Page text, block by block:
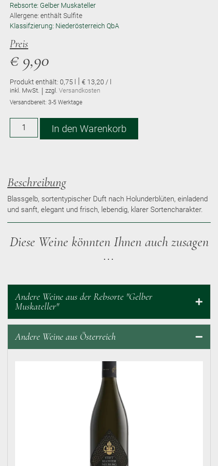
Rebsorte: Gelber Muskateller
Allergene: enthält Sulfite
Klassifzierung: Niederösterreich QbA
Preis
€ 9,90
Produkt enthält: 0,75 | € 13,20 / l
inkl. MwSt. | zzgl. Versandkosten
Versandbereit: 3-5 Werktage
In den Warenkorb
Beschreibung
Blassgelb, sortentypischer Duft nach Holunderblüten, einladend
und sanft, elegant und frisch, lebendig, klarer Sortencharakter.
Diese Weine könnten Ihnen auch zusagen
...
Andere Weine aus der Rebsorte "Gelber
Muskateller"
Andere Weine aus Österreich